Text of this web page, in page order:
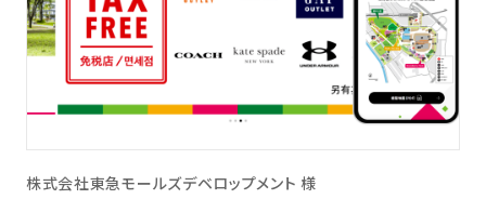
株式会社東急モールズデベロップメント 様